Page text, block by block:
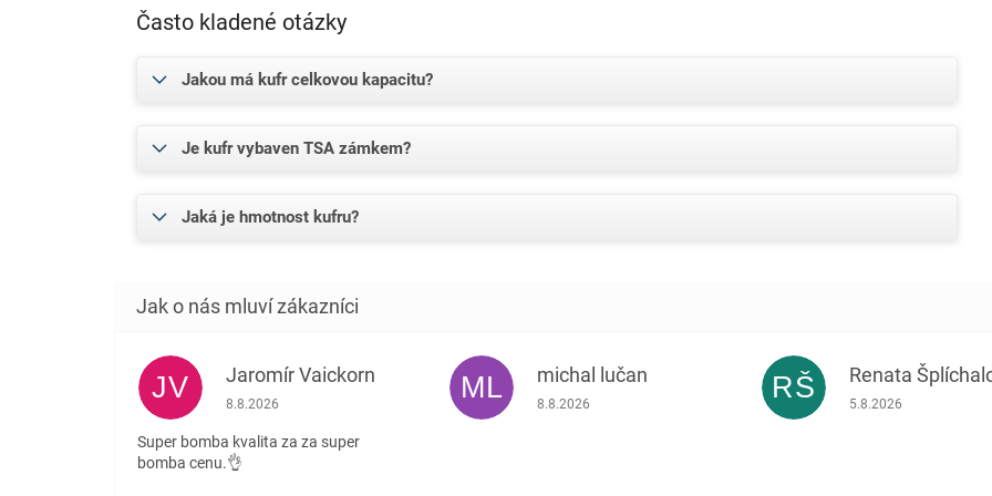
Často kladené otázky
Jakou má kufr celkovou kapacitu?
Je kufr vybaven TSA zámkem?
Jaká je hmotnost kufru?
JV Jaromír Vaickorn
Hodnocení obchodu je 5 z 5 hvězdiček.
8.8.2026
Super bomba kvalita za za super
bomba cenu.👌
ML michal lučan
Hodnocení obchodu je 5 z 5 hvězdiček.
8.8.2026 RŠ Renata
Hodnocení obchodu
5.8.2026